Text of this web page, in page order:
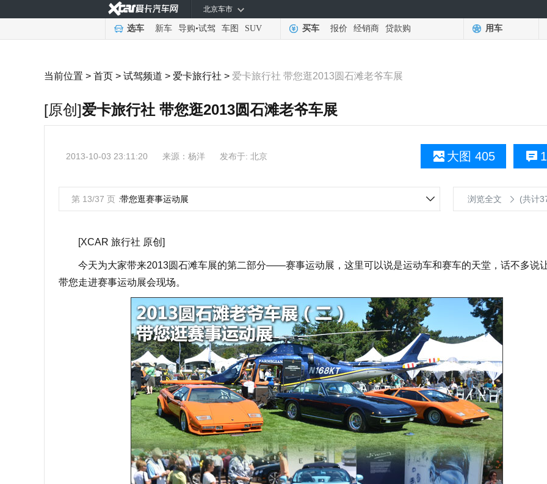
北京车市
选车 新车 导购•试驾 车图 SUV 买车 报价 经销商 贷款购 用车
当前位置 > 首页 > 试驾频道 > 爱卡旅行社 > 爱卡旅行社 带您逛2013圆石滩老爷车展
[原创]爱卡旅行社 带您逛2013圆石滩老爷车展
大图 405
2013-10-03 23:11:20 来源： 杨洋 发布于: 北京
第 13/37 页：带您逛赛事运动展 浏览全文 (共计
[XCAR 旅行社 原创]
今天为大家带来2013圆石滩车展的第二部分——赛事运动展，这里可以说是运动车和赛车的天堂，话不多说
带您走进赛事运动展会现场。